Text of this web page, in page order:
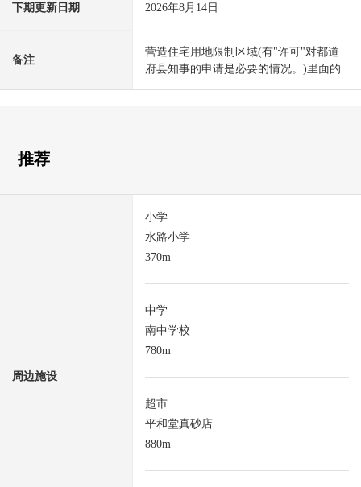
下期更新日期 2026年8月14日
备注
营造住宅用地限制区域(有"许可"对都道
府县知事的申请是必要的情况。)里面的
推荐
周边施设
小学
水路小学
370m
中学
南中学校
780m
超市
平和堂真砂店
880m